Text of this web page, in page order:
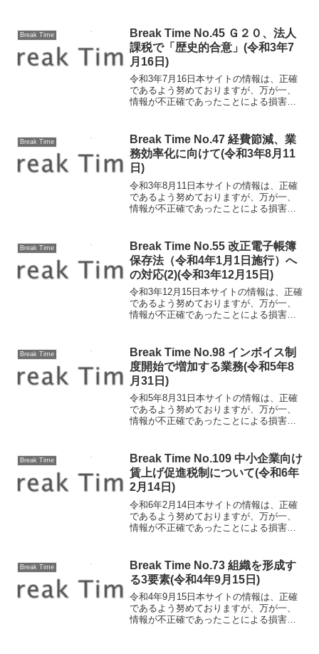
Break Time
Break Time No.45 Ｇ２０、法人
課税で「歴史的合意」(令和3年7
月16日)
令和3年7月16日本サイトの情報は、正確
であるよう努めておりますが、万が一、
情報が不正確であったことによる損害に
日イタリアで開かれたG２０では、法人
税への最低税率設...
Break Time
Break Time No.47 経費節減、業
務効率化に向けて(令和3年8月11
日)
令和3年8月11日本サイトの情報は、正確
であるよう努めておりますが、万が一、
情報が不正確であったことによる損害に
が長引く中、経費節減、業務効率化が一
層重要になっています...
Break Time
Break Time No.55 改正電子帳簿
保存法（令和4年1月1日施行）へ
の対応(2)(令和3年12月15日)
令和3年12月15日本サイトの情報は、正確
であるよう努めておりますが、万が一、
情報が不正確であったことによる損害に
への対応(2) 2年の宥恕措置 事前申請は
不要 改...
Break Time
Break Time No.98 インボイス制
度開始で増加する業務(令和5年8
月31日)
令和5年8月31日本サイトの情報は、正確
であるよう努めておりますが、万が一、
情報が不正確であったことによる損害に
ボイス制度開始まで残り1か月となりまし
た。今回は、インボ...
Break Time
Break Time No.109 中小企業向け
賃上げ促進税制について(令和6年
2月14日)
令和6年2月14日本サイトの情報は、正確
であるよう努めておりますが、万が一、
情報が不正確であったことによる損害に
和6年度の税制改正おける法人税関係の改
正により、賃上げ促...
Break Time
Break Time No.73 組織を形成す
る3要素(令和4年9月15日)
令和4年9月15日本サイトの情報は、正確
であるよう努めておりますが、万が一、
情報が不正確であったことによる損害に